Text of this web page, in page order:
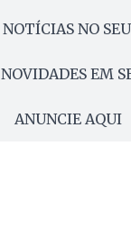
NOTÍCIAS NO
EM
ANUNCIE AQUI